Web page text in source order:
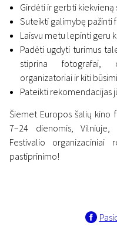
Naujienos
savanorių
3 rugsėjo 2019
Girdėti ir gerbti kiekvieną
Suteikti galimybę pažinti
Laisvu metu lepinti geru
Padėti ugdyti turimus
stiprina fotografai,
organizatoriai ir kiti
Pateikti rekomendacijas
Šiemet Europos šalių kino
7–24 dienomis, Vilniuje,
Festivalio
pastiprinimo!